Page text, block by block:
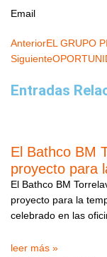
Email
Ant
AnteriorEL GRUPO
Siguiente
Entradas
El Bathco BM
proyecto para
El Bathco BM
proyecto para la
celebrado en las
leer más »